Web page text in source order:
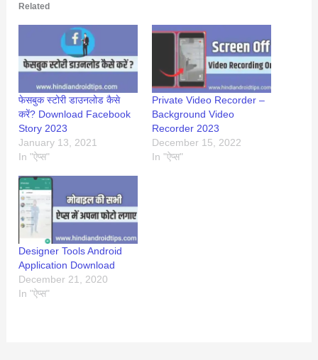
Related
फेसबुक स्टोरी डाउनलोड कैसे
करें? Download Facebook
Story 2023
January 13, 2021
In "ऐप्स"
Private Video Recorder –
Background Video
Recorder 2023
December 15, 2022
In "ऐप्स"
Designer Tools Android
Application Download
December 21, 2020
In "ऐप्स"